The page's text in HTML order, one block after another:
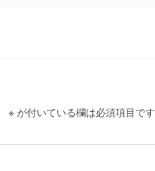
※ が付いている欄は必須項目です